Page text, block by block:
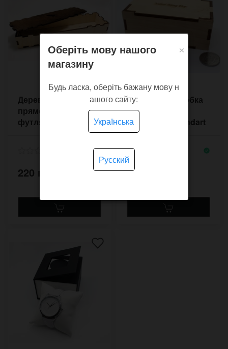
Дерев'яний
прямокутний
футляр для
аксесуарів і годин P
220 грн.
Дерев'яна коробка
футляр для
аксесуарів Standart
(10 шт)
3,000 грн.
×
Оберіть мову нашого
магазину
Будь ласка, оберіть бажану мову н
ашого сайту:
Українська
Русский